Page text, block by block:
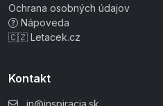
Ochrana osobných údajov
Nápoveda
🇨🇿 Letacek.cz
Kontakt
in@inspiracia.sk